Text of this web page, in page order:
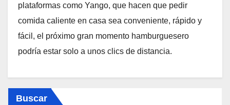
plataformas como Yango, que hacen que pedir
comida caliente en casa sea conveniente, rápido y
fácil, el próximo gran momento hamburguesero
podría estar solo a unos clics de distancia.
Buscar